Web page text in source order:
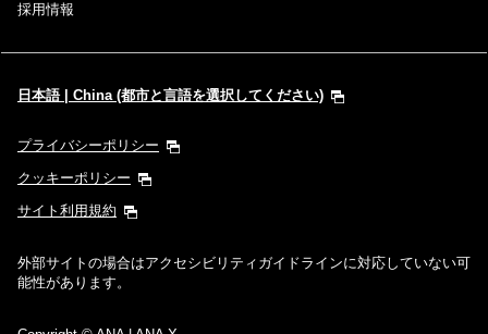
採用情報
日本語 | China (都市と言語を選択してください)
プライバシーポリシー
クッキーポリシー
サイト利用規約
外部サイトの場合はアクセシビリティガイドラインに対応していない可
能性があります。